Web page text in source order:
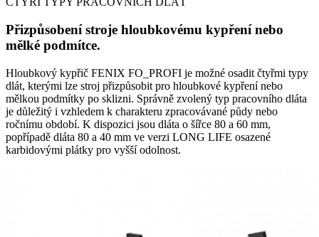
Přizpůsobení stroje hloubkovému kypření nebo
mělké podmítce.
Hloubkový kypřič FENIX FO_PROFI je možné osadit čtyřmi typy
dlát, kterými lze stroj přizpůsobit pro hloubkové kypření nebo
mělkou podmítky po sklizni. Správně zvolený typ pracovního dláta
je důležitý i vzhledem k charakteru zpracovávané půdy nebo
ročnímu období. K dispozici jsou dláta o šířce 80 a 60 mm,
popřípadě dláta 80 a 40 mm ve verzi LONG LIFE osazené
karbidovými plátky pro vyšší odolnost.